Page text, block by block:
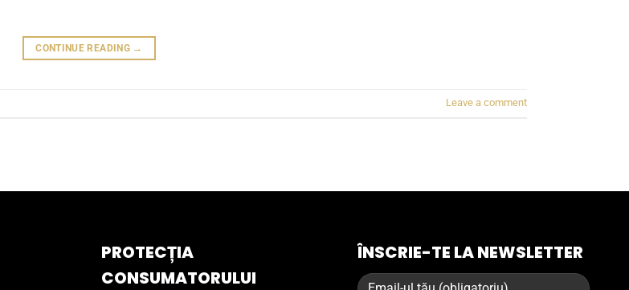
CONTINUE READING →
Leave a comment
PROTECȚIA
CONSUMATORULUI
ÎNSCRIE-TE LA NEWSLETTER